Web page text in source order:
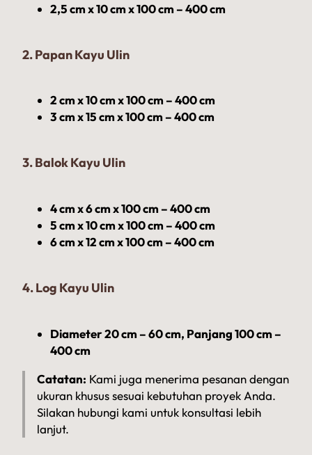
2,5 cm x 10 cm x 100 cm – 400 cm
2. Papan Kayu Ulin
2 cm x 10 cm x 100 cm – 400 cm
3 cm x 15 cm x 100 cm – 400 cm
3. Balok Kayu Ulin
4 cm x 6 cm x 100 cm – 400 cm
5 cm x 10 cm x 100 cm – 400 cm
6 cm x 12 cm x 100 cm – 400 cm
4. Log Kayu Ulin
Diameter 20 cm – 60 cm, Panjang 100 cm –
400 cm
Catatan: Kami juga menerima pesanan dengan
ukuran khusus sesuai kebutuhan proyek Anda.
Silakan hubungi kami untuk konsultasi lebih
lanjut.